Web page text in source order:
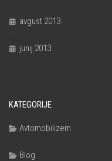
avgust 2013
junij 2013
KATEGORIJE
Avtomobilizem
Blog